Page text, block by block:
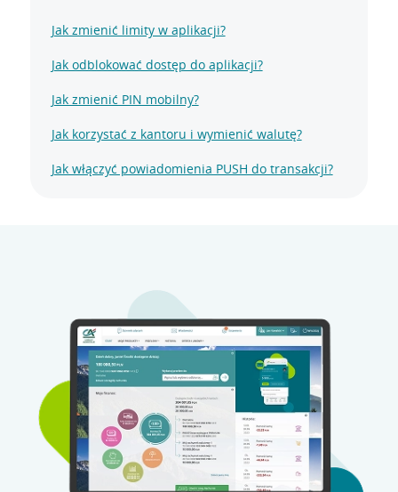
Jak zmienić limity w aplikacji?
Jak odblokować dostęp do aplikacji?
Jak zmienić PIN mobilny?
Jak korzystać z kantoru i wymienić walutę?
Jak włączyć powiadomienia PUSH do transakcji?